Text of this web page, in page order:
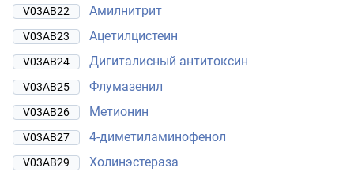
V03AB22 Амилнитрит
V03AB23 Ацетилцистеин
V03AB24 Дигиталисный антитоксин
V03AB25 Флумазенил
V03AB26 Метионин
V03AB27 4-диметиламинофенол
V03AB29 Холинэстераза